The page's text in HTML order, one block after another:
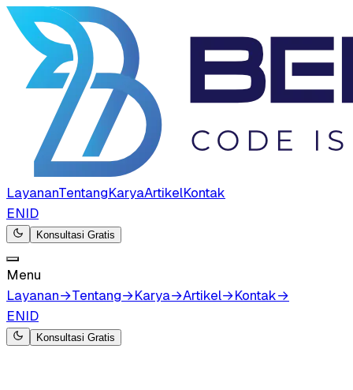
LayananTentangKaryaArtikelKontak
ENID
Konsultasi Gratis
Menu
Layanan→Tentang→Karya→Artikel→Kontak→
ENID
Konsultasi Gratis